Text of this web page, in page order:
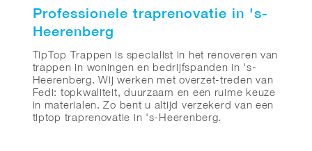
Professionele traprenovatie in 's-
Heerenberg
TipTop Trappen is specialist in het renoveren van
trappen in woningen en bedrijfspanden in 's-
Heerenberg. Wij werken met overzet-treden van
Fedi: topkwaliteit, duurzaam en een ruime keuze
in materialen. Zo bent u altijd verzekerd van een
tiptop traprenovatie in 's-Heerenberg.